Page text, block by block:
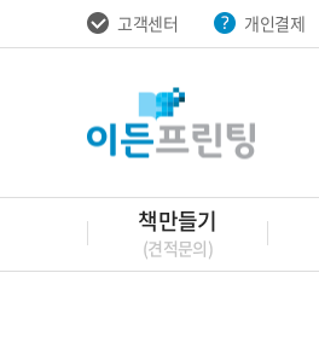
고객센터 개인결제
책만들기
(견적문의)